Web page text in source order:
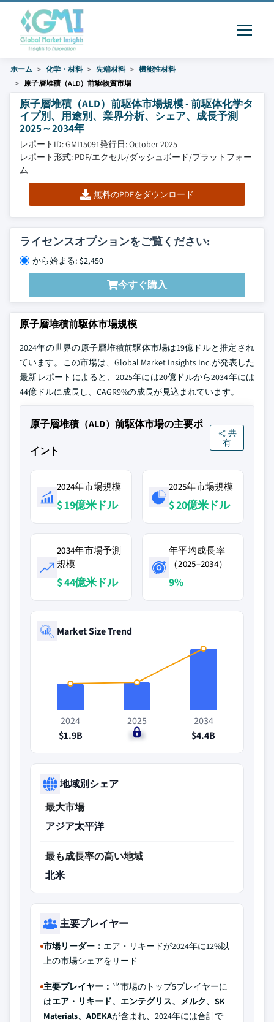
ホーム 化学・材料 先端材料
機能性材料
原子層堆積（ALD）前駆物質市場
原子層堆積（ALD）前駆体市場規模 - 前駆体化学タ
イプ別、用途別、業界分析、シェア、成長予測
2025～2034年
レポートID: GMI15091発行日: October 2025
レポート形式: PDF/エクセル/ダッシュボード/プラットフォー
ム
無料のPDFをダウンロード
ライセンスオプションをご覧ください:
から始まる: $2,450
今すぐ購入
原子層堆積前駆体市場規模
2024年の世界の原子層堆積前駆体市場は19億ドルと推定され
ています。この市場は、Global Market Insights Inc.が発表した
最新レポートによると、2025年には20億ドルから2034年には
44億ドルに成長し、CAGR9%の成長が見込まれています。
原子層堆積（ALD）前駆体市場の主要ポ
イント
共
有
2024年市場規模
$ 19億米ドル
2025年市場規模
$ 20億米ドル
2034年市場予測
規模
$ 44億米ドル
年平均成長率
（2025–2034）
9%
Market Size Trend
2024
$1.9B
2025
$2B
2034
$4.4B
地域別シェア
最大市場
アジア太平洋
最も成長率の高い地域
北米
主要プレイヤー
市場リーダー： エア・リキードが2024年に12%以
上の市場シェアをリード
主要プレイヤー： 当市場のトップ5プレイヤーに
はエア・リキード、エンテグリス、メルク、SK
Materials、ADEKAが含まれ、2024年には合計で